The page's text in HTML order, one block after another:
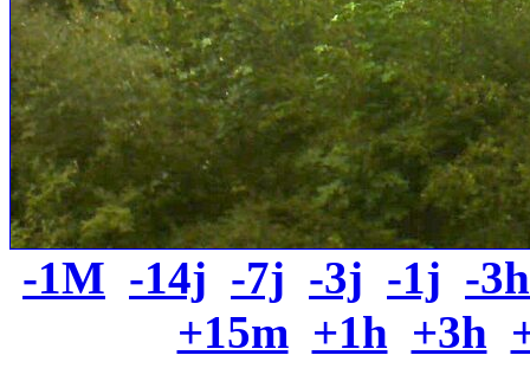
-1M -14j -7j -3j -1j -3h
+15m +1h +3h